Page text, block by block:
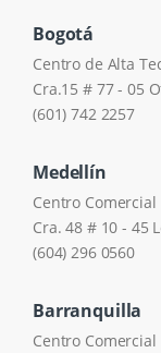
Bogotá
Centro de Alta
Cra.15 # 77 - 05
(601) 742 2257
Medellín
Centro
Cra. 48 # 10 - 45
(604) 296 0560
Barranquilla
Centro